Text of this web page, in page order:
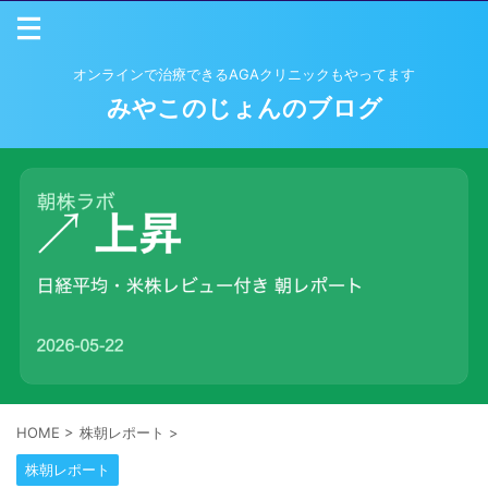
オンラインで治療できるAGAクリニックもやってます
みやこのじょんのブログ
HOME > 株朝レポート >
株朝レポート